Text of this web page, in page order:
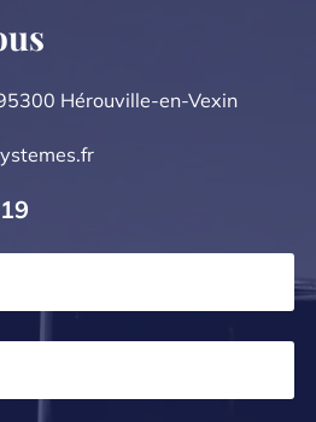
Hérouville-en-Vexin